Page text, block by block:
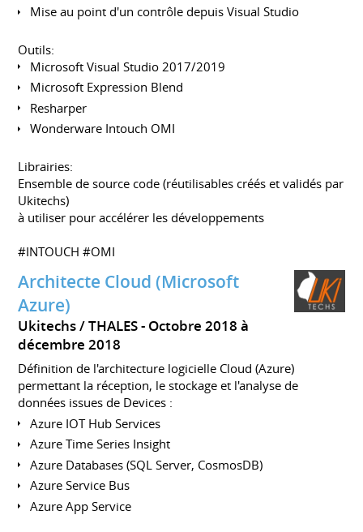
Mise au point d'un contrôle depuis Visual Studio
Outils:
Microsoft Visual Studio 2017/2019
Microsoft Expression Blend
Resharper
Wonderware Intouch OMI
Librairies:
Ensemble de source code (réutilisables créés et validés par
Ukitechs)
à utiliser pour accélérer les développements
#INTOUCH #OMI
Architecte Cloud (Microsoft
Azure)
Ukitechs / THALES
Octobre 2018 à
décembre 2018
Définition de l'architecture logicielle Cloud (Azure)
permettant la réception, le stockage et l'analyse de
données issues de Devices :
Azure IOT Hub Services
Azure Time Series Insight
Azure Databases (SQL Server, CosmosDB)
Azure Service Bus
Azure App Service